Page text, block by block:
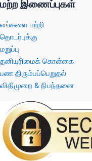
மற்ற இணைப்புகள்
எங்களை பற்றி
தொடர்புக்கு
மறுப்பு
தனியுரிமைக் கொள்கை
பண திரும்பப்பெறுதல்
விதிமுறை & நிபந்தனை